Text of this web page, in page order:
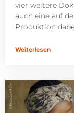
vier weitere
auch eine auf
Produktion
Weiterlesen